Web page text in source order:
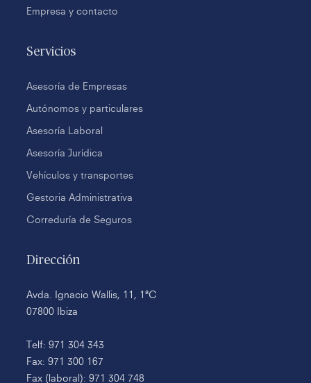
Empresa y contacto
Servicios
Asesoría de Empresas
Autónomos y particulares
Asesoría Laboral
Asesoría Jurídica
Vehículos y transportes
Gestoria Administrativa
Correduría de Seguros
Dirección
Avda. Ignacio Wallis, 11, 1ªC
07800 Ibiza
Telf: 971 304 343
Fax: 971 300 167
Fax (laboral): 971 304 748